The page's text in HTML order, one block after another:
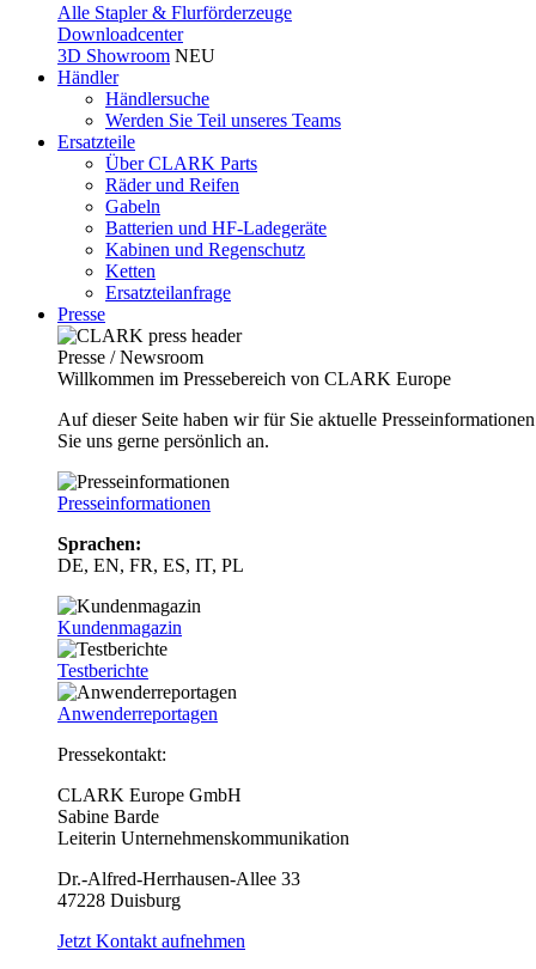
Alle Stapler & Flurförderzeuge
Downloadcenter
3D Showroom NEU
Händler
Händlersuche
Werden Sie Teil unseres Teams
Ersatzteile
Über CLARK Parts
Räder und Reifen
Gabeln
Batterien und HF-Ladegeräte
Kabinen und Regenschutz
Ketten
Ersatzteilanfrage
Presse
Presse / Newsroom
Willkommen im Pressebereich von CLARK Europe
Auf dieser Seite haben wir für Sie aktuelle
Sie uns gerne persönlich an.
Presseinformationen
Sprachen:
DE, EN, FR, ES, IT, PL
Kundenmagazin
Testberichte
Anwenderreportagen
Pressekontakt:
CLARK Europe GmbH
Sabine Barde
Leiterin Unternehmenskommunikation
Dr.-Alfred-Herrhausen-Allee 33
47228 Duisburg
Jetzt Kontakt aufnehmen